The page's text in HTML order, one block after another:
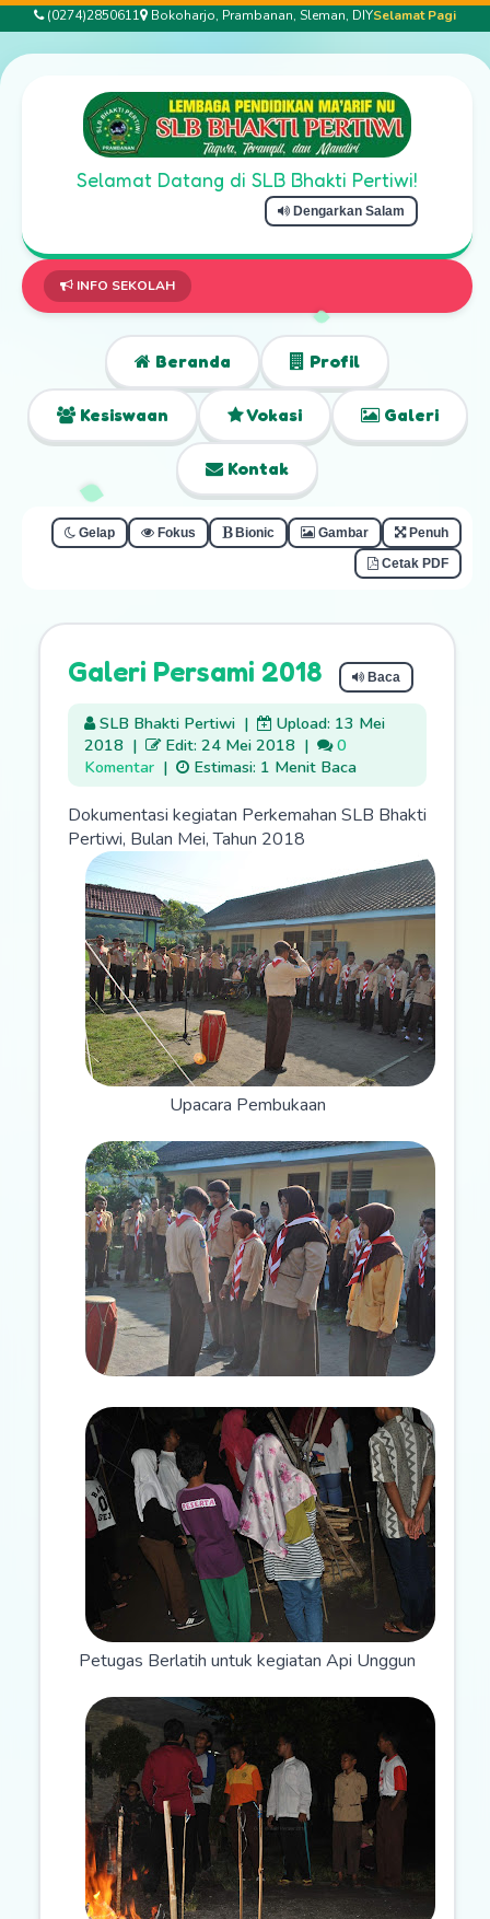
(0274)2850611 Bokoharjo, Prambanan, Sleman, DIYSelamat Pagi
Selamat Datang di SLB Bhakti Pertiwi!
Dengarkan Salam
INFO SEKOLAH
Beranda Profil
Kesiswaan Vokasi Galeri
Kontak
Gelap Fokus Bionic Gambar
Penuh
Cetak PDF
Galeri Persami 2018 Baca
SLB Bhakti Pertiwi |
Upload: 13 Mei
2018 | Edit: 24 Mei 2018 |
0
Komentar | Estimasi: 1 Menit Baca
Dokumentasi kegiatan Perkemahan SLB Bhakti
Pertiwi, Bulan Mei, Tahun 2018
Upacara Pembukaan
Petugas Berlatih untuk kegiatan Api Unggun